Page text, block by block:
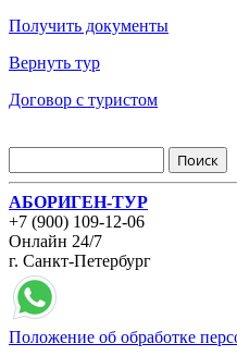
Получить документы
Вернуть тур
Договор с туристом
АБОРИГЕН-ТУР
+7 (900) 109-12-06
Онлайн 24/7
г. Санкт-Петербург
Положение об обработке